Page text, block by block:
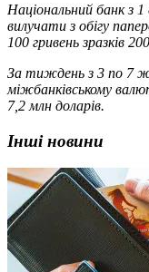
Національний банк з 1
вилучати з обігу
100 гривень зразків
За тиждень з 3 по 7
міжбанківському
7,2 млн доларів.
Інші новини